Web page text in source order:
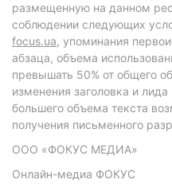
размещенную на данном
соблюдении следующих
focus.ua, упоминания
абзаца, объема
превышать 50% от общего
изменения заголовка и
большего объема текста
получения письменного
ООО «ФОКУС МЕДИА»
Онлайн-медиа ФОКУС